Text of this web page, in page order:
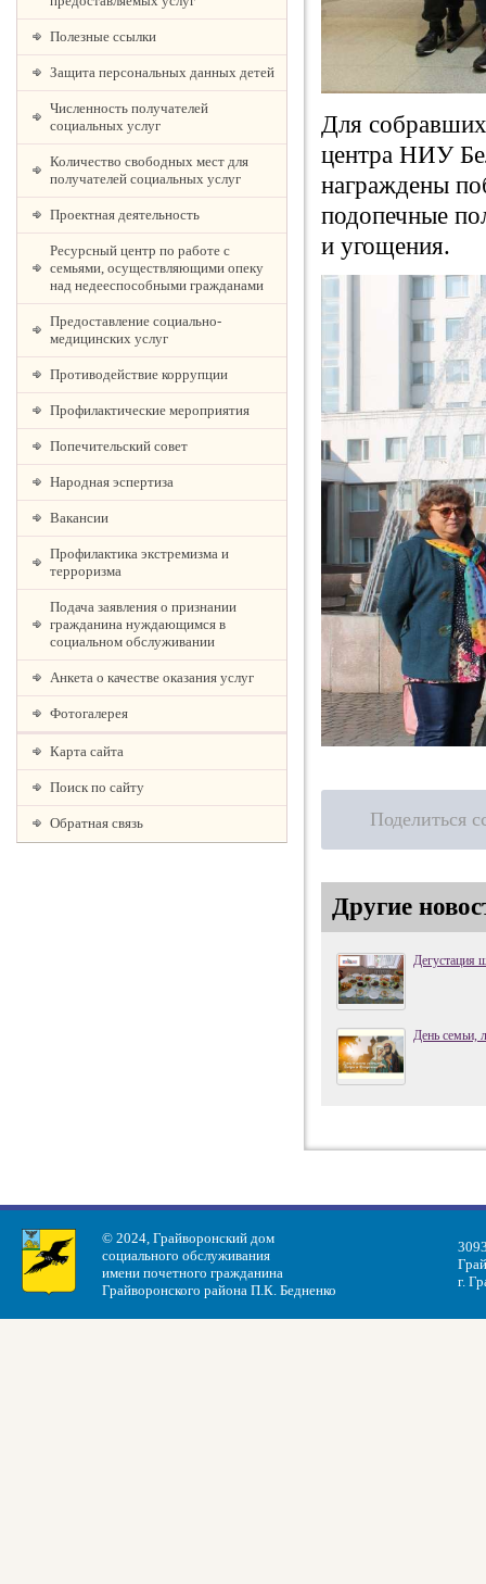
Полезные ссылки
Защита персональных данных детей
Численность получателей
социальных услуг
Количество свободных мест для
получателей социальных услуг
Проектная деятельность
Ресурсный центр по работе с
семьями, осуществляющими опеку
над недееспособными гражданами
Предоставление социально-
медицинских услуг
Противодействие коррупции
Профилактические мероприятия
Попечительский совет
Народная эспертиза
Вакансии
Профилактика экстремизма и
терроризма
Подача заявления о признании
гражданина нуждающимся в
социальном обслуживании
Анкета о качестве оказания услуг
Фотогалерея
Карта сайта
Поиск по сайту
Обратная связь
Для
центра НИУ
награждены
подопечные
и угощения.
Поделиться
Другие
Дегустация
День семьи,
© 2024, Грайворонский дом
социального обслуживания
имени почетного гражданина
Грайворонского района П.К. Бедненко
г.